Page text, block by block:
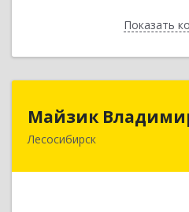
Показать
Майзик
Лесосибирск